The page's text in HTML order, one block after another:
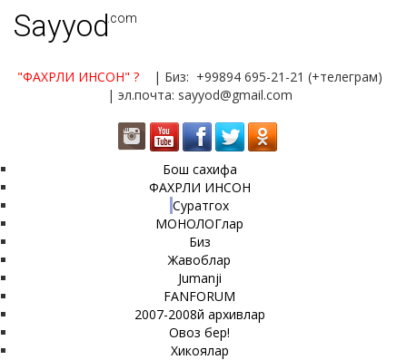
Sayyod.com
"ФАХРЛИ ИНСОН" ?
| Биз: +99894 695-21-21 (+телеграм)
| эл.почта: sayyod@gmail.com
Бош сахифа
ФАХРЛИ ИНСОН
Суратгох
МОНОЛОГлар
Биз
Жавоблар
Jumanji
FANFORUM
2007-2008й архивлар
Овоз бер!
Хикоялар